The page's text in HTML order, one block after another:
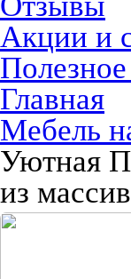
Акции и
Главная
Мебель
Уютная
из